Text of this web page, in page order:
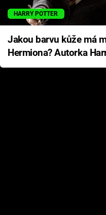
HARRY POTTER
Jakou barvu kůže má
Hermiona? Autorka
Pottera přišla s ráznou